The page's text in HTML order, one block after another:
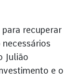
recuperar
Julião
e o